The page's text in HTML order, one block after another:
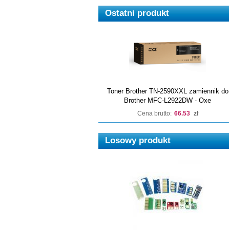
Ostatni produkt
Toner Brother TN-2590XXL zamiennik do
Brother MFC-L2922DW - Oxe
Cena brutto: 66.53 zł
Losowy produkt